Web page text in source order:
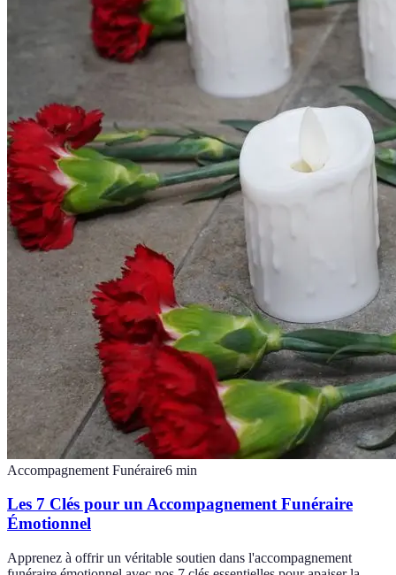
Accompagnement Funéraire6 min
Les 7 Clés pour un Accompagnement Funéraire
Émotionnel
Apprenez à offrir un véritable soutien dans l'accompagnement